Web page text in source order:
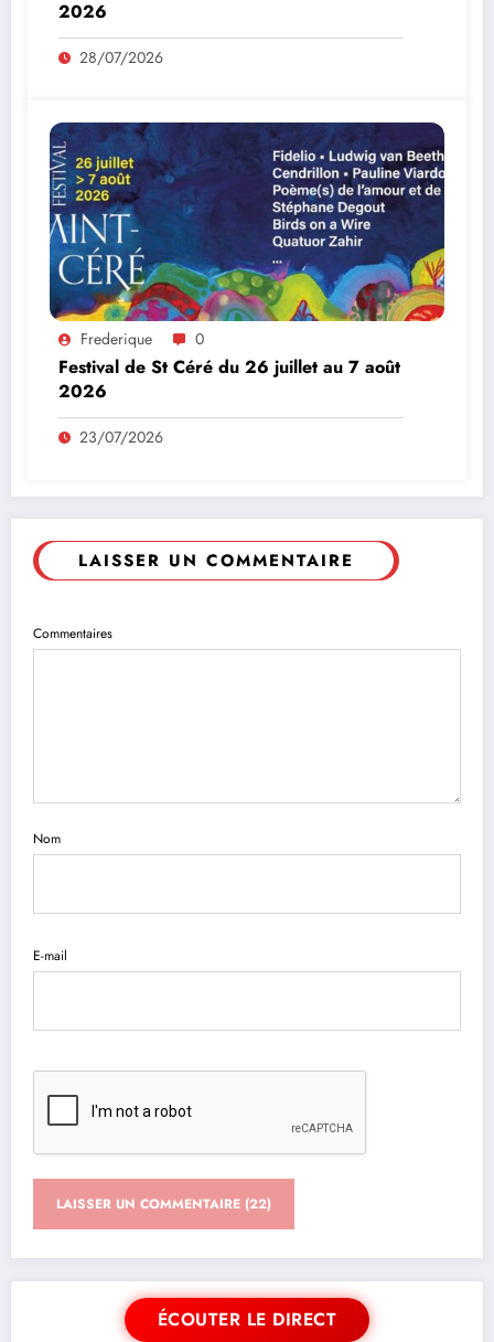
2026
28/07/2026
Frederique 0
Festival de St Céré du 26 juillet au 7 août
2026
23/07/2026
LAISSER UN COMMENTAIRE
Commentaires
Nom
E-mail
ÉCOUTER LE DIRECT